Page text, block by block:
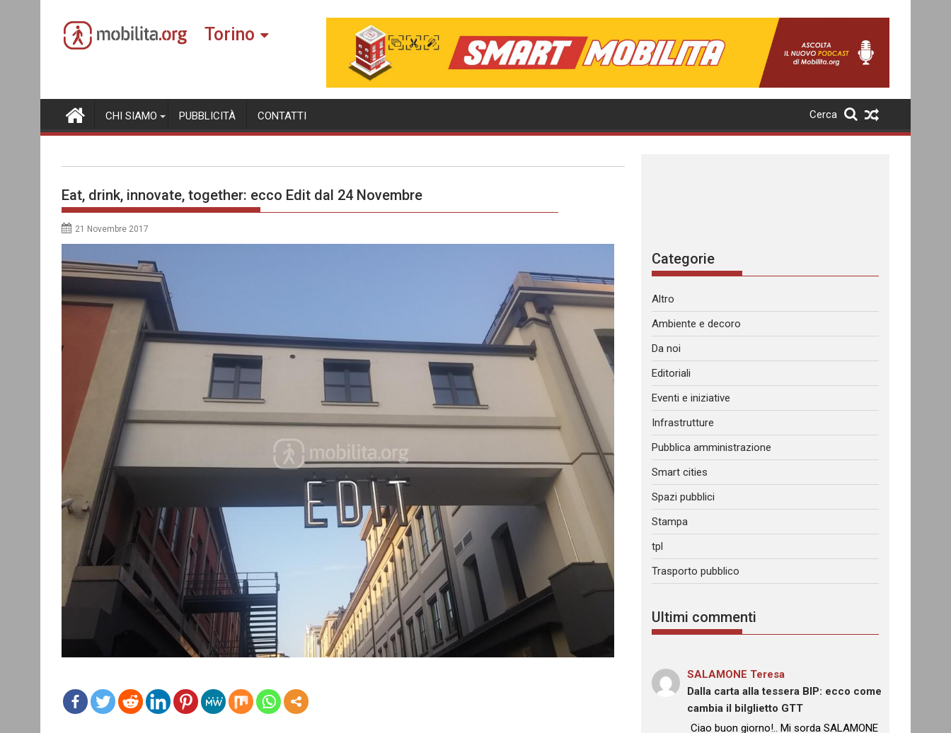
content
Torino
CHI SIAMO PUBBLICITÀ CONTATTI Cerca
Eat, drink, innovate, together: ecco Edit dal 24 Novembre
21 Novembre 2017
Categorie
Altro
Ambiente e decoro
Da noi
Editoriali
Eventi e iniziative
Infrastrutture
Pubblica amministrazione
Smart cities
Spazi pubblici
Stampa
tpl
Trasporto pubblico
Ultimi commenti
SALAMONE Teresa
Dalla carta alla tessera BIP: ecco come
cambia il bilglietto GTT
: “
Ciao buon giorno!.. Mi sorda SALAMONE